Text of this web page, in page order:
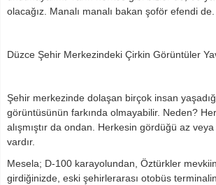
olacağız. Manalı manalı bakan şoför efendi de.
Düzce Şehir Merkezindeki Çirkin Görüntüler
Şehir merkezinde dolaşan birçok insan
görüntüsünün farkında olmayabilir. Neden?
alışmıştır da ondan. Herkesin gördüğü az
vardır.
Mesela; D-100 karayolundan, Öztürkler
girdiğinizde, eski şehirlerarası otobüs